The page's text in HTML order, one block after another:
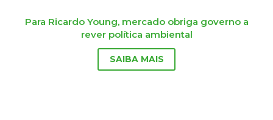
Para Ricardo Young, mercado obriga governo a
rever política ambiental
SAIBA MAIS